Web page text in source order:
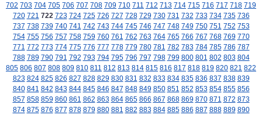
702 703 704 705 706 707 708 709 710 711 712 713 714 715 716 717 718 719
720 721 722 723 724 725 726 727 728 729 730 731 732 733 734 735 736
737 738 739 740 741 742 743 744 745 746 747 748 749 750 751 752 753
754 755 756 757 758 759 760 761 762 763 764 765 766 767 768 769 770
771 772 773 774 775 776 777 778 779 780 781 782 783 784 785 786 787
788 789 790 791 792 793 794 795 796 797 798 799 800 801 802 803 804
805 806 807 808 809 810 811 812 813 814 815 816 817 818 819 820 821 822
823 824 825 826 827 828 829 830 831 832 833 834 835 836 837 838 839
840 841 842 843 844 845 846 847 848 849 850 851 852 853 854 855 856
857 858 859 860 861 862 863 864 865 866 867 868 869 870 871 872 873
874 875 876 877 878 879 880 881 882 883 884 885 886 887 888 889 890